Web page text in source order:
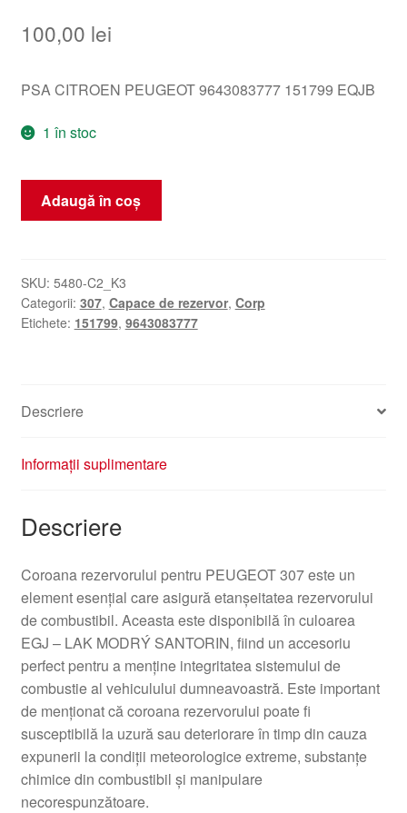
100,00 lei
PSA CITROEN PEUGEOT 9643083777 151799 EQJB
1 în stoc
Cantitate
Coroană
307
9643083777
EQJB
Adaugă în coș
SKU: 5480-C2_K3
Categorii: 307, Capace de rezervor, Corp
Etichete: 151799, 9643083777
Descriere
Informații suplimentare
Descriere
Coroana rezervorului pentru PEUGEOT 307 este un
element esențial care asigură etanșeitatea rezervorului
de combustibil. Aceasta este disponibilă în culoarea
EGJ – LAK MODRÝ SANTORIN, fiind un accesoriu
perfect pentru a menține integritatea sistemului de
combustie al vehiculului dumneavoastră. Este important
de menționat că coroana rezervorului poate fi
susceptibilă la uzură sau deteriorare în timp din cauza
expunerii la condiții meteorologice extreme, substanțe
chimice din combustibil și manipulare
necorespunzătoare.